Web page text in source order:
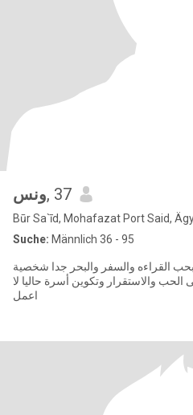
ونس, 37
Būr Sa`īd, Mohafazat Port Said,
Suche: Männlich 36 - 95
القراءه والسفر والبحر جدا شخصية
والاستقرار وتكوين أسرة حاليا لا
اعمل